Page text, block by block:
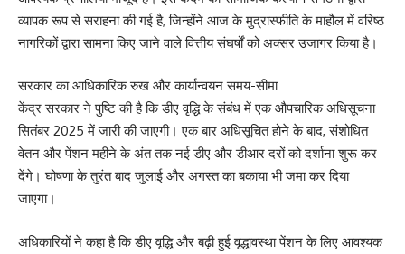
व्यापक रूप से सराहना की गई है, जिन्होंने आज के मुद्रास्फीति के माहौल में वरिष्ठ
नागरिकों द्वारा सामना किए जाने वाले वित्तीय संघर्षों को अक्सर उजागर किया है।
सरकार का आधिकारिक रुख और कार्यान्वयन समय-सीमा
केंद्र सरकार ने पुष्टि की है कि डीए वृद्धि के संबंध में एक औपचारिक अधिसूचना
सितंबर 2025 में जारी की जाएगी। एक बार अधिसूचित होने के बाद, संशोधित
वेतन और पेंशन महीने के अंत तक नई डीए और डीआर दरों को दर्शाना शुरू कर
देंगे। घोषणा के तुरंत बाद जुलाई और अगस्त का बकाया भी जमा कर दिया
जाएगा।
अधिकारियों ने कहा है कि डीए वृद्धि और बढ़ी हुई वृद्धावस्था पेंशन के लिए आवश्यक